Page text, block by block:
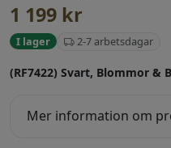
1 199 kr
I lager 2-7 arbetsdagar
(RF7422) Svart, Blommor &
Mer information om